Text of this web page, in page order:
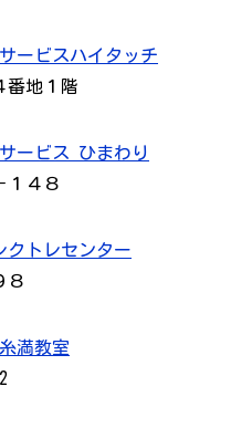
ービスハイタッチ
番地１階
ービス ひまわり
１４８
クトレセンター
８
満教室